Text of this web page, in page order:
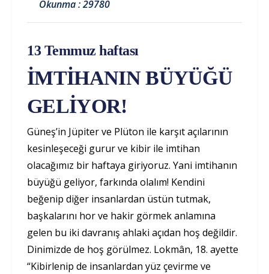
Okunma : 29780
13 Temmuz haftası
İMTİHANIN BÜYÜĞÜ
GELİYOR!
Güneş’in Jüpiter ve Plüton ile karşıt açılarının
kesinleşeceği gurur ve kibir ile imtihan
olacağımız bir haftaya giriyoruz. Yani imtihanın
büyüğü geliyor, farkında olalım! Kendini
beğenip diğer insanlardan üstün tutmak,
başkalarını hor ve hakir görmek anlamına
gelen bu iki davranış ahlaki açıdan hoş değildir.
Dinimizde de hoş görülmez. Lokmân, 18. ayette
“Kibirlenip de insanlardan yüz çevirme ve